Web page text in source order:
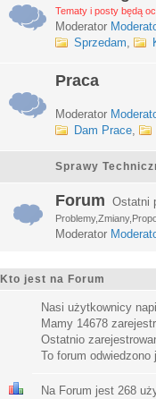
Tematy i posty będą
Moderator
Sprzedam,
Praca
Moderator
Dam Prace,
Sprawy
Forum Ostatni
Moderator
Kto jest na Forum
Nasi użytkownicy
Mamy 14678
Ostatnio
To forum odwiedzono
Na Forum jest 268